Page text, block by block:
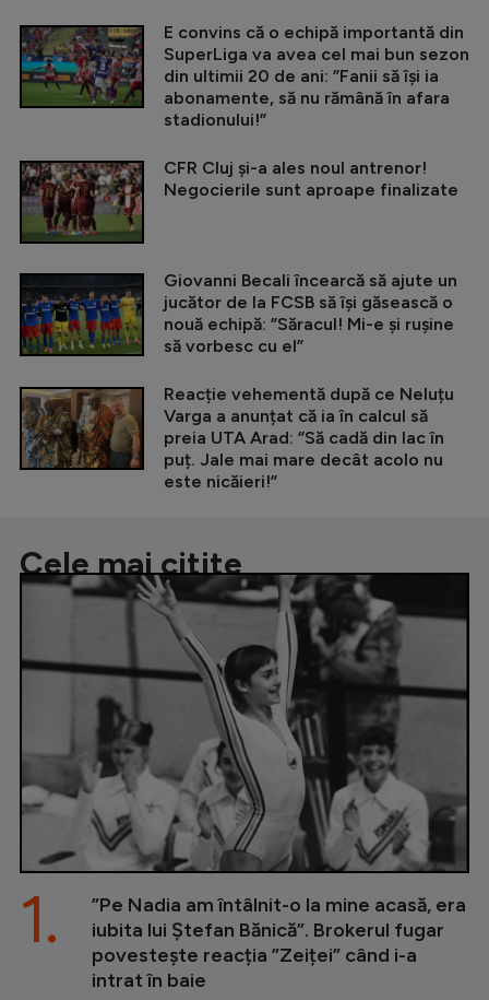
E convins că o echipă importantă din
SuperLiga va avea cel mai bun sezon
din ultimii 20 de ani: ”Fanii să își ia
abonamente, să nu rămână în afara
stadionului!”
CFR Cluj și-a ales noul antrenor!
Negocierile sunt aproape finalizate
Giovanni Becali încearcă să ajute un
jucător de la FCSB să își găsească o
nouă echipă: ”Săracul! Mi-e și rușine
să vorbesc cu el”
Reacție vehementă după ce Neluțu
Varga a anunțat că ia în calcul să
preia UTA Arad: ”Să cadă din lac în
puț. Jale mai mare decât acolo nu
este nicăieri!”
Cele mai citite
”Pe Nadia am întâlnit-o la mine acasă, era
iubita lui Ștefan Bănică”. Brokerul fugar
povestește reacția ”Zeiței” când i-a
intrat în baie
1.